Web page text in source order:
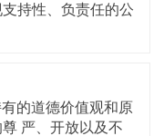
持性、负责任的公
的道德价值观和原
严、开放以及不